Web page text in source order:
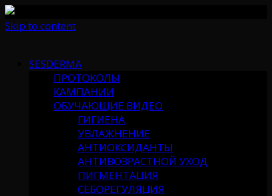
Skip to content
SESDERMA
ПРОТОКОЛЫ
КАМПАНИИ
ОБУЧАЮЩИЕ ВИДЕО
ГИГИЕНА
УВЛАЖНЕНИЕ
АНТИОКСИДАНТЫ
АНТИВОЗРАСТНОЙ УХОД
ПИГМЕНТАЦИЯ
СЕБОРЕГУЛЯЦИЯ